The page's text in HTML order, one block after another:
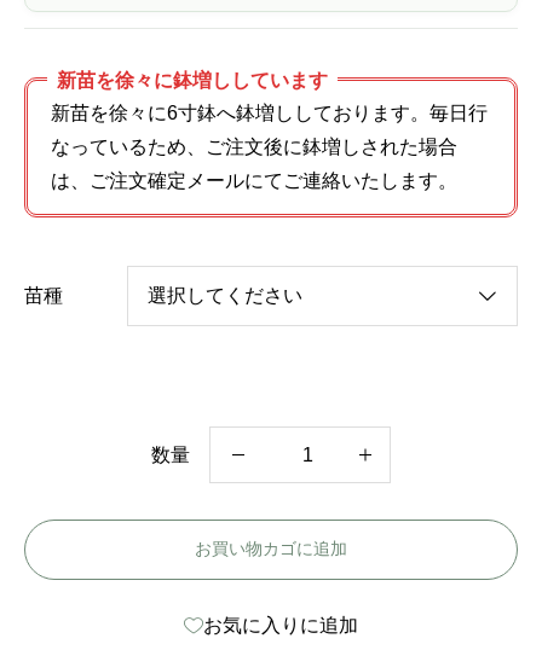
新苗を徐々に鉢増ししています
新苗を徐々に6寸鉢へ鉢増ししております。毎日行
なっているため、ご注文後に鉢増しされた場合
は、ご注文確定メールにてご連絡いたします。
苗種
数量
ヘ
シ
お買い物カゴに追加
お気に入りに追加